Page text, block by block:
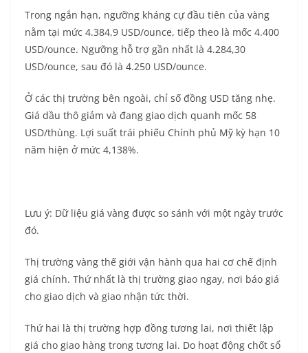
Trong ngắn hạn, ngưỡng kháng cự đầu tiên của vàng
nằm tại mức 4.384,9 USD/ounce, tiếp theo là mốc 4.400
USD/ounce. Ngưỡng hỗ trợ gần nhất là 4.284,30
USD/ounce, sau đó là 4.250 USD/ounce.
Ở các thị trường bên ngoài, chỉ số đồng USD tăng nhẹ.
Giá dầu thô giảm và đang giao dịch quanh mốc 58
USD/thùng. Lợi suất trái phiếu Chính phủ Mỹ kỳ hạn 10
năm hiện ở mức 4,138%.
Lưu ý: Dữ liệu giá vàng được so sánh với một ngày trước
đó.
Thị trường vàng thế giới vận hành qua hai cơ chế định
giá chính. Thứ nhất là thị trường giao ngay, nơi báo giá
cho giao dịch và giao nhận tức thời.
Thứ hai là thị trường hợp đồng tương lai, nơi thiết lập
giá cho giao hàng trong tương lai. Do hoạt động chốt sổ